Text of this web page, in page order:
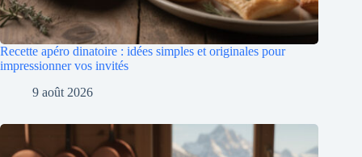
Recette apéro dinatoire : idées simples et originales pour
impressionner vos invités
9 août 2026